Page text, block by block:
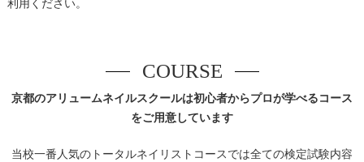
京都のアリュームネイルスクールは初心者からプロが学べるコース
をご用意しています
COURSE
当校一番人気のトータルネイリストコースでは全ての検定試験内容